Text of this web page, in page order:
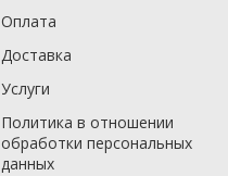
Оплата
Доставка
Услуги
Политика в отношении
обработки персональных
данныx